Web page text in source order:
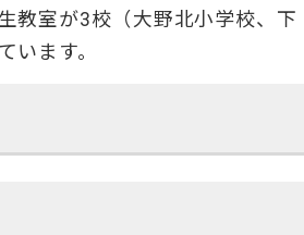
教室が3校（大野北小学校、下
います。